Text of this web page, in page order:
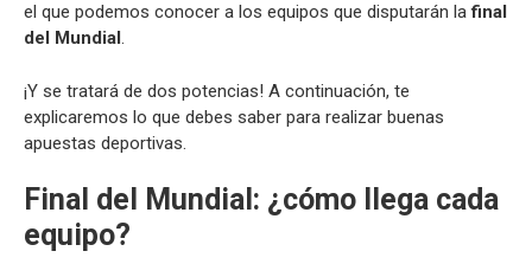
el que podemos conocer a los equipos que disputarán lafinal
del Mundial.
¡Y se tratará de dos potencias! A continuación, te
explicaremos lo que debes saber para realizar buenas
apuestas deportivas.
Final del Mundial: ¿cómo llega cada
equipo?